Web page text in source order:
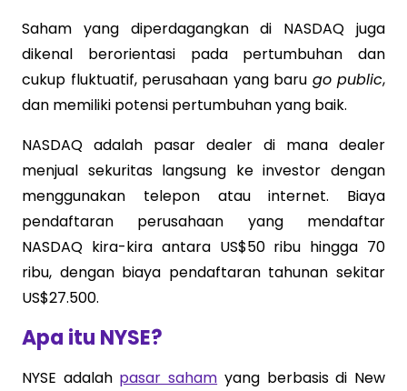
Saham yang diperdagangkan di NASDAQ juga
dikenal berorientasi pada pertumbuhan dan
cukup fluktuatif, perusahaan yang baru go public,
dan memiliki potensi pertumbuhan yang baik.
NASDAQ adalah pasar dealer di mana dealer
menjual sekuritas langsung ke investor dengan
menggunakan telepon atau internet. Biaya
pendaftaran perusahaan yang mendaftar
NASDAQ kira-kira antara US$50 ribu hingga 70
ribu, dengan biaya pendaftaran tahunan sekitar
US$27.500.
Apa itu NYSE?
NYSE adalah pasar saham yang berbasis di New